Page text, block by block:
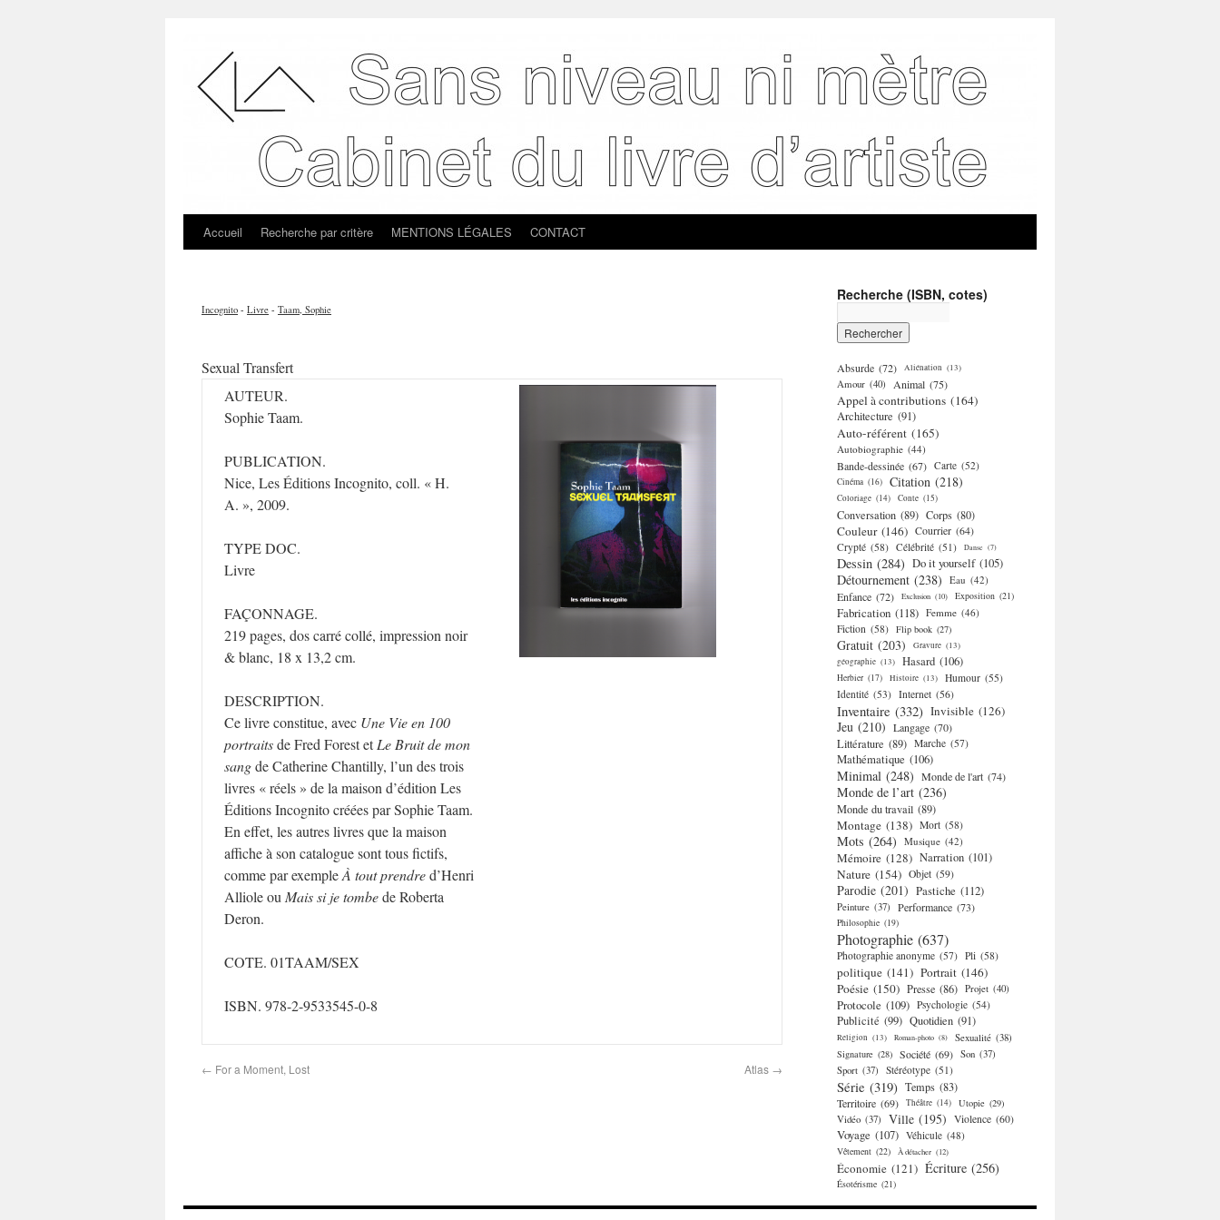
Accueil Recherche par critère MENTIONS LÉGALES CONTACT
Incognito - Livre - Taam, Sophie
Sexual Transfert
AUTEUR.
Sophie Taam.
PUBLICATION.
Nice, Les Éditions Incognito, coll. « H.
A. », 2009.
TYPE DOC.
Livre
FAÇONNAGE.
219 pages, dos carré collé, impression noir
& blanc, 18 x 13,2 cm.
DESCRIPTION.
Ce livre constitue, avec Une Vie en 100
portraitsde Fred Forest etLe Bruit de mon
sangde Catherine Chantilly, l’un des trois
livres « réels » de la maison d’édition Les
Éditions Incognito créées par Sophie Taam.
En effet, les autres livres que la maison
affiche à son catalogue sont tous fictifs,
comme par exempleÀ tout prendred’Henri
Alliole ou Mais si je tombede Roberta
Deron.
COTE. 01TAAM/SEX
ISBN. 978-2-9533545-0-8
← For a Moment, Lost Atlas →
Recherche (ISBN, cotes)
Absurde (72) Aliénation (13)
Amour (40) Animal (75)
Appel à contributions (164)
Architecture (91)
Auto-référent (165)
Autobiographie (44)
Bande-dessinée (67) Carte (52)
Cinéma (16) Citation (218)
Coloriage (14) Conte (15)
Conversation (89) Corps (80)
Couleur (146) Courrier (64)
Crypté (58) Célébrité (51) Danse (7)
Dessin (284) Do it yourself (105)
Détournement (238) Eau (42)
Enfance (72) Exclusion (10) Exposition (21)
Fabrication (118) Femme (46)
Fiction (58) Flip book (27)
Gratuit (203) Gravure (13)
géographie (13) Hasard (106)
Herbier (17) Histoire (13) Humour (55)
Identité (53) Internet (56)
Inventaire (332) Invisible (126)
Jeu (210) Langage (70)
Littérature (89) Marche (57)
Mathématique (106)
Minimal (248) Monde de l'art (74)
Monde de l’art (236)
Monde du travail (89)
Montage (138) Mort (58)
Mots (264) Musique (42)
Mémoire (128) Narration (101)
Nature (154) Objet (59)
Parodie (201) Pastiche (112)
Peinture (37) Performance (73)
Philosophie (19)
Photographie (637)
Photographie anonyme (57) Pli (58)
politique (141) Portrait (146)
Poésie (150) Presse (86) Projet (40)
Protocole (109) Psychologie (54)
Publicité (99) Quotidien (91)
Religion (13) Roman-photo (8) Sexualité (38)
Signature (28) Société (69) Son (37)
Sport (37) Stéréotype (51)
Série (319) Temps (83)
Territoire (69) Théâtre (14) Utopie (29)
Vidéo (37) Ville (195) Violence (60)
Voyage (107) Véhicule (48)
Vêtement (22) À détacher (12)
Économie (121) Écriture (256)
Ésotérisme (21)